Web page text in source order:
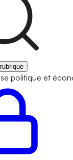
politique et